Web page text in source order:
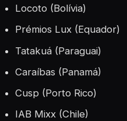
Locoto (Bolívia)
Prémios Lux (Equador)
Tatakuá (Paraguai)
Caraíbas (Panamá)
Cusp (Porto Rico)
IAB Mixx (Chile)